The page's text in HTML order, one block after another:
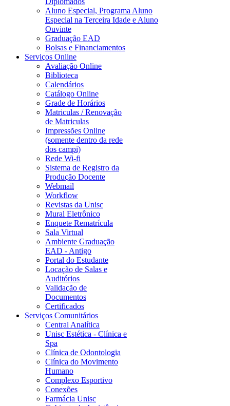
Aluno Especial, Programa Aluno
Especial na Terceira Idade e Aluno
Ouvinte
Graduação EAD
Bolsas e Financiamentos
Serviços Online
Avaliação Online
Biblioteca
Calendários
Catálogo Online
Grade de Horários
Matriculas / Renovação
de Matriculas
Impressões Online
(somente dentro da rede
dos campi)
Rede Wi-fi
Sistema de Registro da
Produção Docente
Webmail
Workflow
Revistas da Unisc
Mural Eletrônico
Enquete Rematrícula
Sala Virtual
Ambiente Graduação
EAD - Antigo
Portal do Estudante
Locação de Salas e
Auditórios
Validação de
Documentos
Certificados
Serviços Comunitários
Central Analítica
Unisc Estética - Clínica e
Spa
Clínica de Odontologia
Clínica do Movimento
Humano
Complexo Esportivo
Conexões
Farmácia Unisc